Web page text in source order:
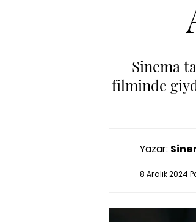
Sinema
filminde
Yazar:
8 Aralık 2024